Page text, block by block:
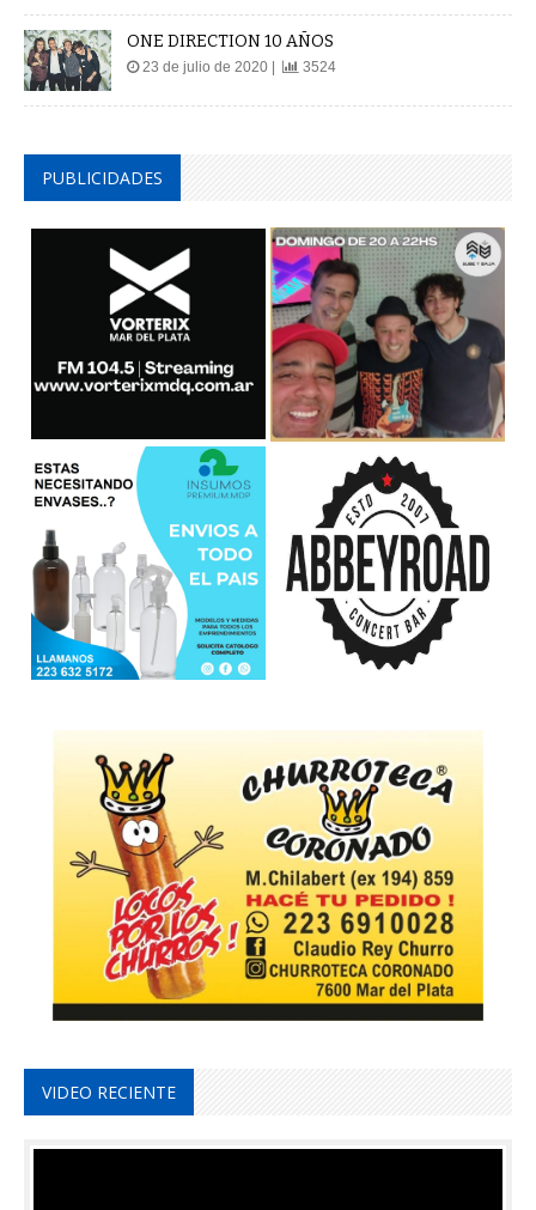
ONE DIRECTION 10 AÑOS
23 de julio de 2020 | 3524
PUBLICIDADES
VIDEO RECIENTE